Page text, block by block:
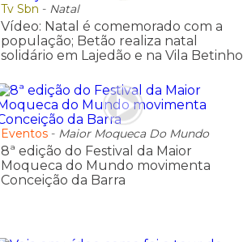
Tv Sbn - Natal
Vídeo: Natal é comemorado com a
população; Betão realiza natal
solidário em Lajedão e na Vila Betinho
Eventos- Maior Moqueca Do Mundo
8ª edição do Festival da Maior
Moqueca do Mundo movimenta
Conceição da Barra